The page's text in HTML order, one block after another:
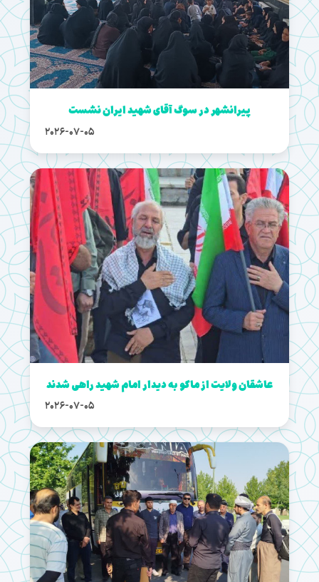
پیرانشهر در سوگ آقای شهید ایران نشست
2026-07-05
عاشقان ولایت از ماکو به دیدار امام شهید راهی شدند
2026-07-05